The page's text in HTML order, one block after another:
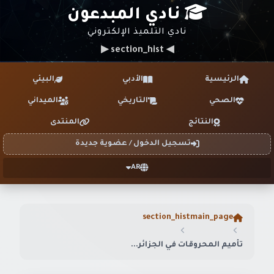
نادي المبدعون
نادي التلميذ الإلكتروني
◀ section_hist ▶
الرئيسية الأدبي البيئي
الصحي التاريخي الميداني
النتائج المنتدى
تسجيل الدخول / عضوية جديدة
AR
main_page
section_hist
تأميم المحروقات في الجزائر...